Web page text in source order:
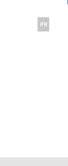
PR